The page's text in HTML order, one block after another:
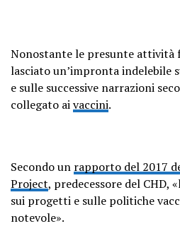
Nonostante le presunte attività
lasciato un’impronta indelebile
e sulle successive narrazioni
collegato aivaccini.
Secondo un rapporto del 2017
Project, predecessore del CHD,
sui progetti e sulle politiche
notevole».